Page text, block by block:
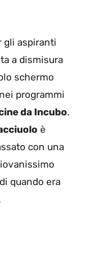
gli aspiranti
a dismisura
schermo
programmi
da Incubo.
è
con una
quando era